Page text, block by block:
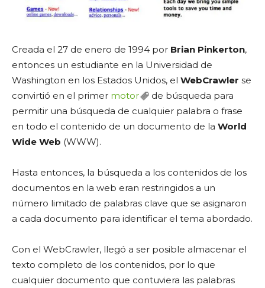
Creada el 27 de enero de 1994 por Brian Pinkerton,
entonces un estudiante en la Universidad de
Washington en los Estados Unidos, el WebCrawler se
convirtió en el primer motor
de búsqueda para
permitir una búsqueda de cualquier palabra o frase
en todo el contenido de un documento de la World
Wide Web (WWW).
Hasta entonces, la búsqueda a los contenidos de los
documentos en la web eran restringidos a un
número limitado de palabras clave que se asignaron
a cada documento para identificar el tema abordado.
Con el WebCrawler, llegó a ser posible almacenar el
texto completo de los contenidos, por lo que
cualquier documento que contuviera las palabras